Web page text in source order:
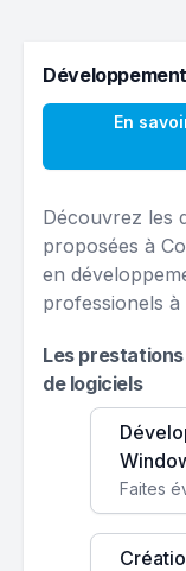
En
Découvrez les
proposées à
en
professionels à
Les
de logiciels